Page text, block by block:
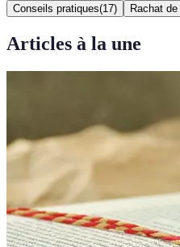
Conseils pratiques(17) Rachat
Articles à la une